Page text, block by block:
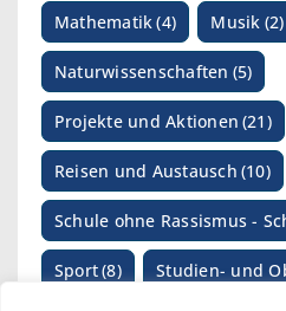
Mathematik(4) Musik (2)
Naturwissenschaften (5)
Projekte und Aktionen (21)
Reisen und Austausch (10)
Schule ohne Rassismus -
Sport(8) Studien- und